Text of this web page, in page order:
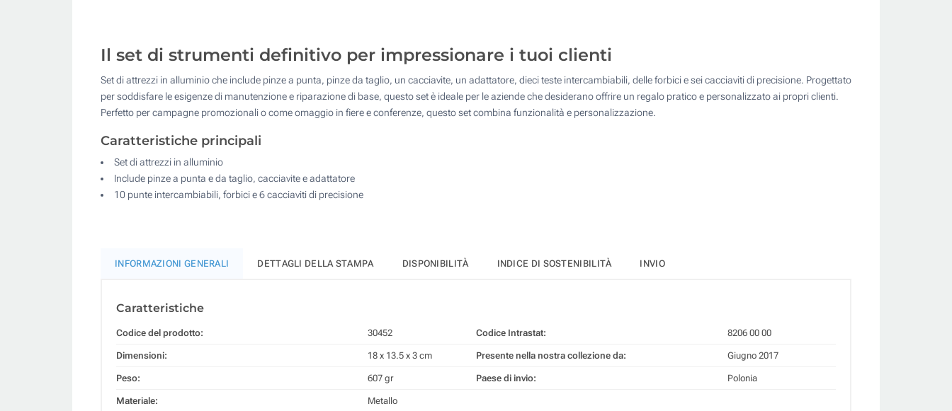
50
100
Quantità desiderata :
Il set di strumenti definitivo per impressionare i tuoi clienti
Set di attrezzi in alluminio che include pinze a punta, pinze da taglio, un cacciavite, un adattatore, dieci teste intercambiabili, delle forbici e sei cacciaviti di precisione. Progettato
per soddisfare le esigenze di manutenzione e riparazione di base, questo set è ideale per le aziende che desiderano offrire un regalo pratico e personalizzato ai propri clienti.
Perfetto per campagne promozionali o come omaggio in fiere e conferenze, questo set combina funzionalità e personalizzazione.
Caratteristiche principali
Set di attrezzi in alluminio
Include pinze a punta e da taglio, cacciavite e adattatore
10 punte intercambiabili, forbici e 6 cacciaviti di precisione
INFORMAZIONI GENERALI DETTAGLI DELLA STAMPA DISPONIBILITÀ INDICE DI SOSTENIBILITÀ INVIO
Caratteristiche
Codice del prodotto: 30452
Dimensioni: 18 x 13.5 x 3 cm
Peso: 607 gr
Materiale: Metallo
Codice Intrastat: 8206 00 00
Presente nella nostra collezione da: Giugno 2017
Paese di invio: Polonia